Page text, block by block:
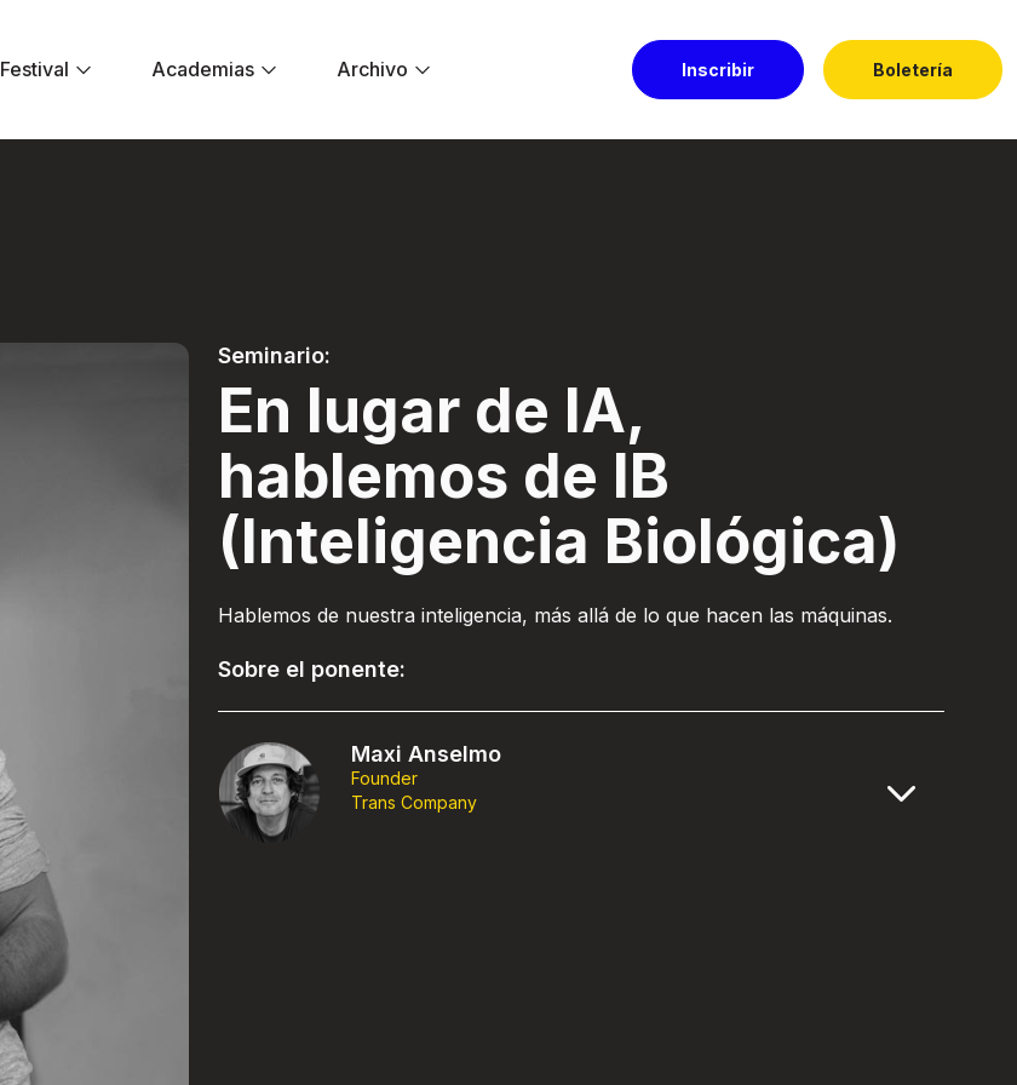
Festival Academias Archivo Inscribir Boletería
Seminario:
En lugar de IA,
hablemos de IB
(Inteligencia Biológica)
Hablemos de nuestra inteligencia, más allá de lo que hacen las máquinas.
Sobre el ponente:
Maxi Anselmo
Founder
Trans Company